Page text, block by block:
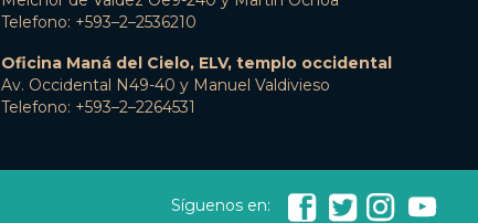
Telefono: +593–2–2536210
Oficina Maná del Cielo, ELV, templo occidental
Av. Occidental N49-40 y Manuel Valdivieso
Telefono: +593–2–2264531
Síguenos en:    